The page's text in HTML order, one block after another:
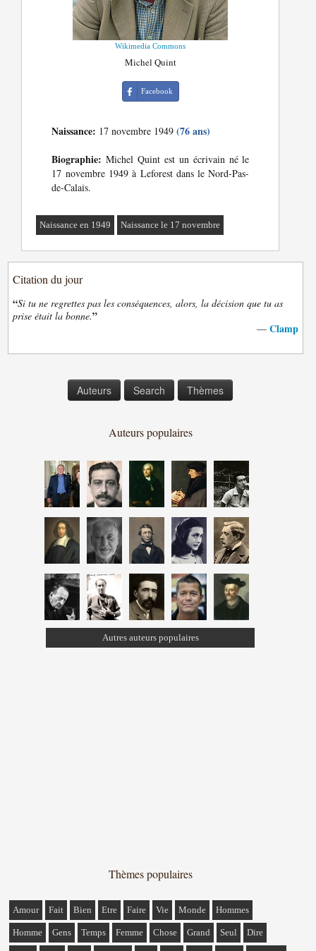
Wikimedia Commons
Michel Quint
Facebook
Naissance: 17 novembre 1949(76 ans)
Biographie: Michel Quint est un écrivain né le
17 novembre 1949 à Leforest dans le Nord-Pas-
de-Calais.
Naissance en 1949 Naissance le 17 novembre
Citation du jour
“Si tu ne regrettes pas les conséquences, alors, la décision que tu as
prise était la bonne.”
— Clamp
Auteurs Search Thèmes
Auteurs populaires
Autres auteurs populaires
Thèmes populaires
Amour Fait Bien Etre Faire Vie Monde Hommes
Homme Gens Temps Femme Chose Grand Seul Dire